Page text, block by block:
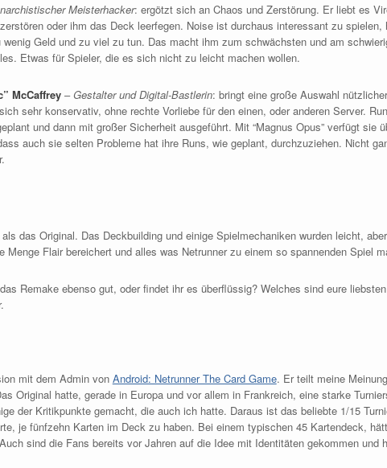
Meisterhacker: ergötzt sich an Chaos und Zerstörung. Er liebt es
oder ihm das Deck leerfegen. Noise ist durchaus interessant zu
Geld und zu viel zu tun. Das macht ihm zum schwächsten und am
Etwas für Spieler, die es sich nicht zu leicht machen wollen.
McCaffrey–Gestalter und Digital-Bastlerin: bringt eine große Auswahl
sehr konservativ, ohne rechte Vorliebe für den einen, oder anderen Server.
und dann mit großer Sicherheit ausgeführt. Mit “Magnus Opus” verfügt sie
auch sie selten Probleme hat ihre Runs, wie geplant, durchzuziehen. Nicht
das Original. Das Deckbuilding und einige Spielmechaniken wurden leicht,
Menge Flair bereichert und alles was Netrunner zu einem so spannenden Spiel
Remake ebenso gut, oder findet ihr es überflüssig? Welches sind eure
mit dem Admin von Android: Netrunner The Card Game. Er teilt meine
Original hatte, gerade in Europa und vor allem in Frankreich, eine starke
der Kritikpunkte gemacht, die auch ich hatte. Daraus ist das beliebte 1/15
je fünfzehn Karten im Deck zu haben. Bei einem typischen 45 Kartendeck,
sind die Fans bereits vor Jahren auf die Idee mit Identitäten gekommen